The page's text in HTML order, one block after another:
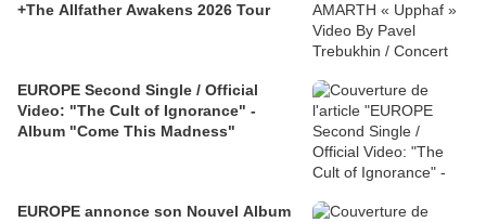
+The Allfather Awakens 2026 Tour
EUROPE Second Single / Official
Video: "The Cult of Ignorance" -
Album "Come This Madness"
EUROPE annonce son Nouvel Album